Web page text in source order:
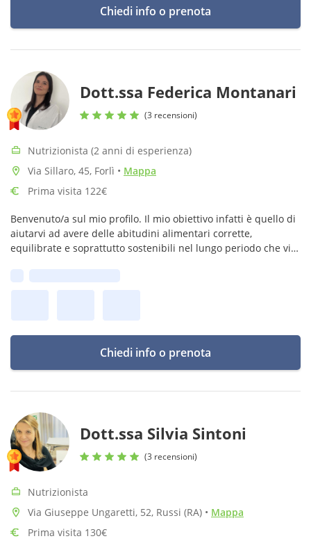
Chiedi info o prenota
Dott.ssa Federica Montanari
(3 recensioni)
Nutrizionista (2 anni di esperienza)
Via Sillaro, 45, Forlì • Mappa
Prima visita 122€
Benvenuto/a sul mio profilo. Il mio obiettivo infatti è quello di
aiutarvi ad avere delle abitudini alimentari corrette,
equilibrate e soprattutto sostenibili nel lungo periodo che vi
Chiedi info o prenota
Dott.ssa Silvia Sintoni
(3 recensioni)
Nutrizionista
Via Giuseppe Ungaretti, 52, Russi (RA) • Mappa
Prima visita 130€